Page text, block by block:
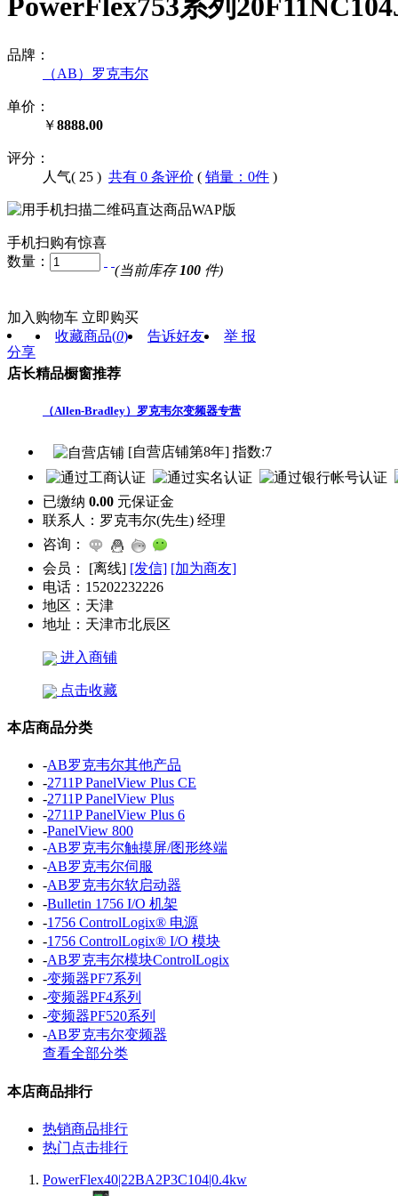
品牌：
（AB）罗克韦尔
单价：
￥8888.00
评分：
人气( 25 ) 共有 0 条评价 ( 销量：0件 )
手机扫购有惊喜
数量：
(当前库存 100 件)
加入购物车 立即购买
分享
收藏商品(0) 告诉好友 举 报
店长精品橱窗推荐
（Allen-Bradley）罗克韦尔变频器专营
[自营店铺第8年] 指数:7
已缴纳 0.00 元保证金
联系人： 罗克韦尔(先生) 经理
咨询：
会员：
[离线] [发信] [加为商友]
电话： 15202232226
地区： 天津
地址： 天津市北辰区
进入商铺
点击收藏
本店商品分类
-AB罗克韦尔其他产品
-2711P PanelView Plus CE
-2711P PanelView Plus
-2711P PanelView Plus 6
-PanelView 800
-AB罗克韦尔触摸屏/图形终端
-AB罗克韦尔伺服
-AB罗克韦尔软启动器
-Bulletin 1756 I/O 机架
-1756 ControlLogix® 电源
-1756 ControlLogix® I/O 模块
-AB罗克韦尔模块ControlLogix
-变频器PF7系列
-变频器PF4系列
-变频器PF520系列
-AB罗克韦尔变频器
查看全部分类
本店商品排行
热销商品排行
热门点击排行
PowerFlex40|22BA2P3C104|0.4kw